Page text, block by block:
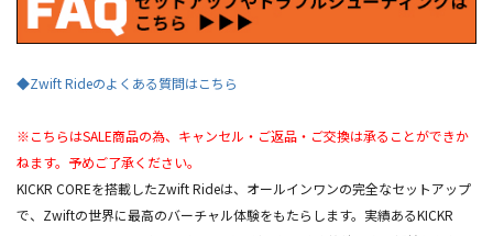
◆Zwift Rideのよくある質問はこちら
※こちらはSALE商品の為、キャンセル・ご返品・ご交換は承ることができか
ねます。予めご了承ください。
KICKR COREを搭載したZwift Rideは、オールインワンの完全なセットアップ
で、Zwiftの世界に最高のバーチャル体験をもたらします。実績あるKICKR